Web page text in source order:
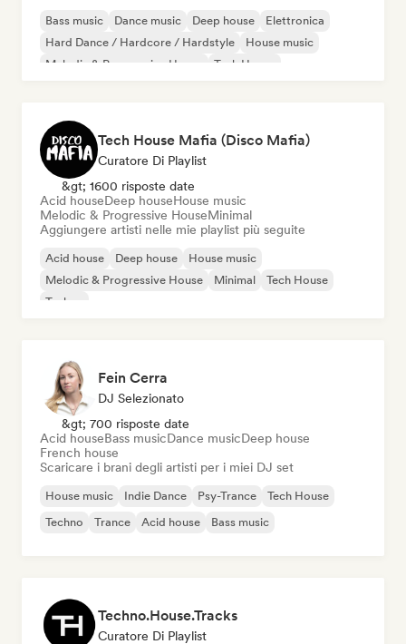
Bass music Dance music Deep house
Elettronica
Hard Dance / Hardcore / Hardstyle
House music
Melodic & Progressive House
Tech House
Tech House Mafia (Disco Mafia)
Curatore Di Playlist
&gt; 1600 risposte date
Acid houseDeep houseHouse music
Melodic & Progressive HouseMinimal
Aggiungere artisti nelle mie playlist più seguite
Acid house Deep house
House music
Melodic & Progressive House
Minimal
Tech House
Techno
Fein Cerra
DJ Selezionato
&gt; 700 risposte date
Acid houseBass musicDance musicDeep house
French house
Scaricare i brani degli artisti per i miei DJ set
House music Indie Dance Psy-Trance
Tech House
Techno
Trance Acid house Bass music
Techno.House.Tracks
Curatore Di Playlist